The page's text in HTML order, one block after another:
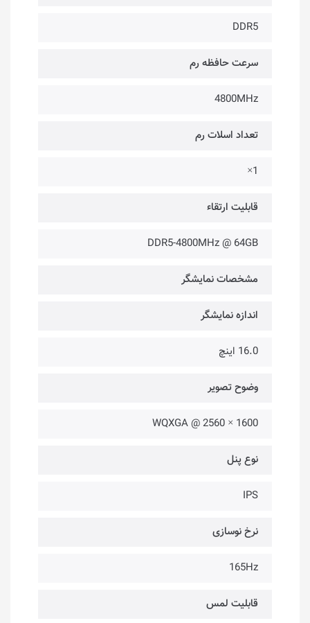
DDR5
سرعت حافظه رم
4800MHz
تعداد اسلات رم
1×
قابلیت ارتقاء
DDR5-4800MHz @ 64GB
مشخصات نمایشگر
اندازه نمایشگر
16.0 اینچ
وضوح تصویر
1600 × 2560 @ WQXGA
نوع پنل
IPS
نرخ نوسازی
165Hz
قابلیت لمس